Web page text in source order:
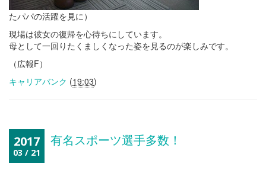
たパパの活躍を見に）
現場は彼女の復帰を心待ちにしています。
母として一回りたくましくなった姿を見るのが楽しみです。
（広報F）
キャリアバンク (19:03)
2017
03 / 21
有名スポーツ選手多数！